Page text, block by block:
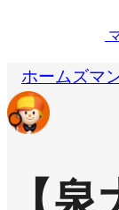
ホームズマ